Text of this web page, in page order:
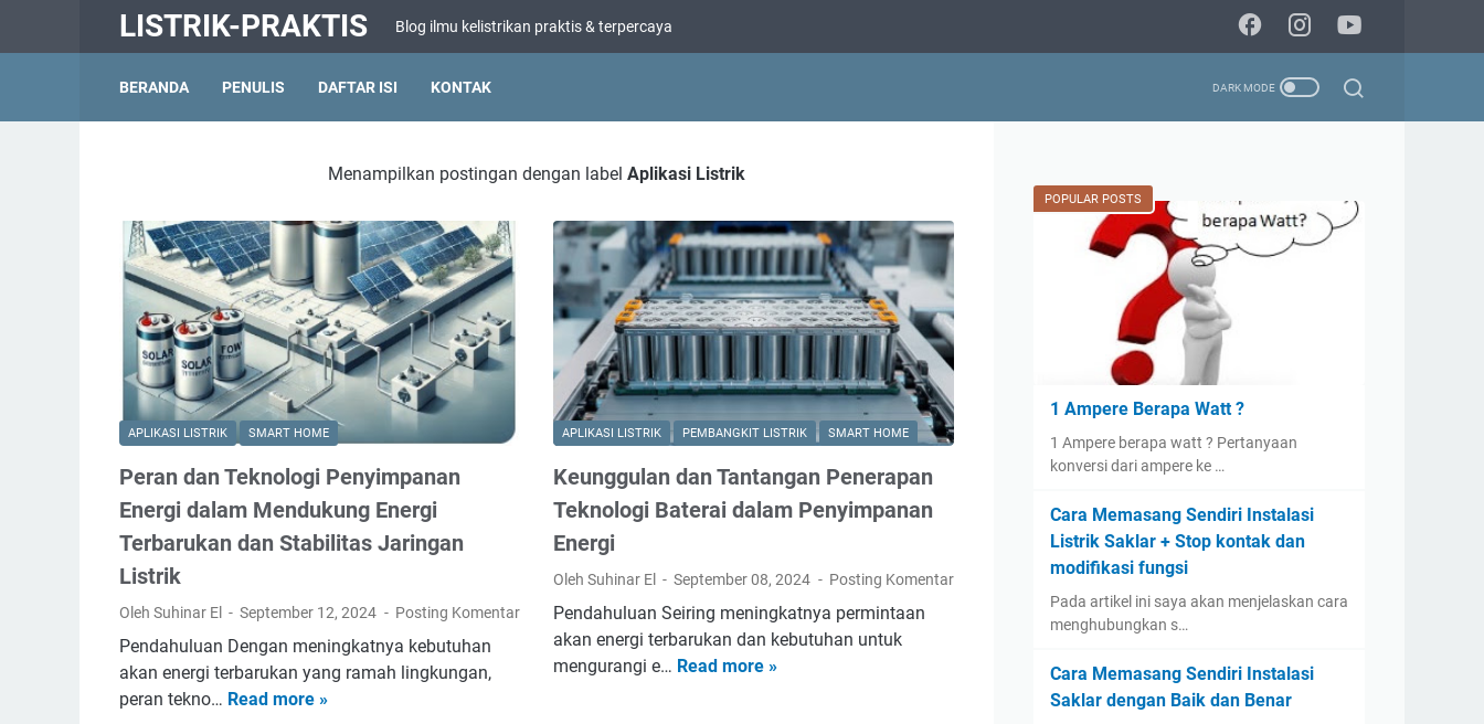
LISTRIK-PRAKTIS Blog ilmu kelistrikan praktis & terpercaya
BERANDA PENULIS DAFTAR ISI KONTAK
Menampilkan postingan dengan label Aplikasi Listrik
APLIKASI LISTRIK SMART HOME
Peran dan Teknologi Penyimpanan
Energi dalam Mendukung Energi
Terbarukan dan Stabilitas Jaringan
Listrik
Oleh Suhinar El September 12, 2024 Posting Komentar
Pendahuluan Dengan meningkatnya kebutuhan
akan energi terbarukan yang ramah lingkungan,
peran tekno… Read more »
APLIKASI LISTRIK PEMBANGKIT LISTRIK SMART HOME
Keunggulan dan Tantangan Penerapan
Teknologi Baterai dalam Penyimpanan
Energi
Oleh Suhinar El September 08, 2024 Posting Komentar
Pendahuluan Seiring meningkatnya permintaan
akan energi terbarukan dan kebutuhan untuk
mengurangi e… Read more »
POPULAR POSTS
1 Ampere Berapa Watt ?
1 Ampere berapa watt ? Pertanyaan
konversi dari ampere ke …
Cara Memasang Sendiri Instalasi
Listrik Saklar + Stop kontak dan
modifikasi fungsi
Pada artikel ini saya akan menjelaskan cara
menghubungkan s…
Cara Memasang Sendiri Instalasi
Saklar dengan Baik dan Benar